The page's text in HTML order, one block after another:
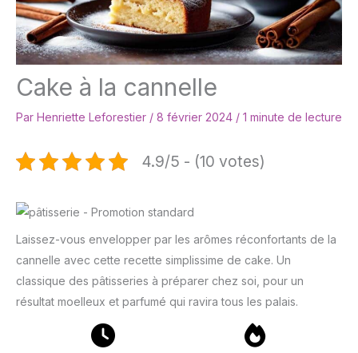
Cake à la cannelle
Par Henriette Leforestier / 8 février 2024 / 1 minute de lecture
4.9/5 - (10 votes)
Laissez-vous envelopper par les arômes réconfortants de la
cannelle avec cette recette simplissime de cake. Un
classique des pâtisseries à préparer chez soi, pour un
résultat moelleux et parfumé qui ravira tous les palais.